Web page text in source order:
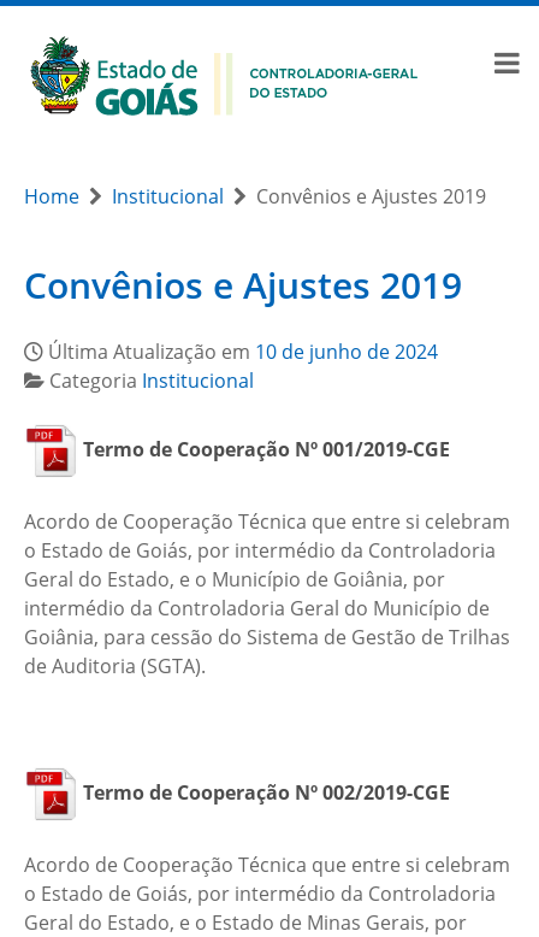
Home Institucional Convênios e Ajustes 2019
Convênios e Ajustes 2019
Última Atualização em 10 de junho de 2024
Categoria Institucional
Termo de Cooperação Nº 001/2019-CGE
Acordo de Cooperação Técnica que entre si celebram
o Estado de Goiás, por intermédio da Controladoria
Geral do Estado, e o Município de Goiânia, por
intermédio da Controladoria Geral do Município de
Goiânia, para cessão do Sistema de Gestão de Trilhas
de Auditoria (SGTA).
Termo de Cooperação Nº 002/2019-CGE
Acordo de Cooperação Técnica que entre si celebram
o Estado de Goiás, por intermédio da Controladoria
Geral do Estado, e o Estado de Minas Gerais, por